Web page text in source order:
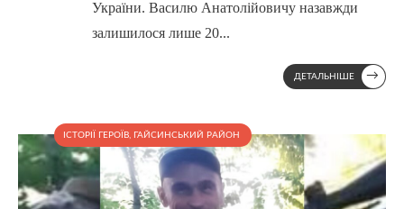
України. Василю Анатолійовичу назавжди
залишилося лише 20...
ДЕТАЛЬНІШЕ →
ІСТОРІЇ ГЕРОЇВ, ГАЙСИНСЬКИЙ РАЙОН